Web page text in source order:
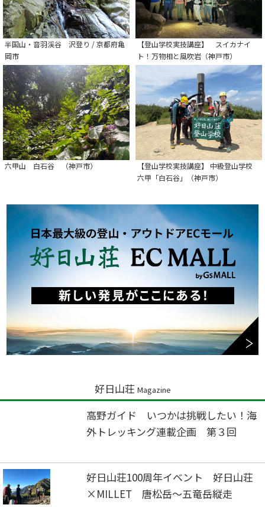
半国山・音羽渓谷 沢登り / 京都府亀
岡市
【登山学校実技講座】 スイカナイ
ト！万物相と風吹岩（神戸市）
六甲山 白石谷 （神戸市）
【登山学校実技講座】 中級登山学校
六甲「白石谷」（神戸市）
好日山荘 Magazine
高野ガイド いつかは挑戦したい！海
外トレッキング連載企画 第３回
好日山荘100周年イベント 好日山荘
×MILLET 唐松岳～五竜岳縦走